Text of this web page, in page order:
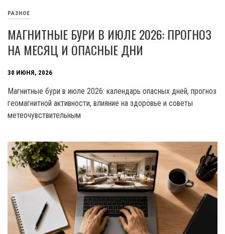
РАЗНОЕ
МАГНИТНЫЕ БУРИ В ИЮЛЕ 2026: ПРОГНОЗ
НА МЕСЯЦ И ОПАСНЫЕ ДНИ
30 ИЮНЯ, 2026
Магнитные бури в июле 2026: календарь опасных дней, прогноз
геомагнитной активности, влияние на здоровье и советы
метеочувствительным